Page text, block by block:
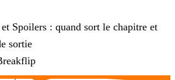
Spoilers : quand sort le chapitre et
sortie